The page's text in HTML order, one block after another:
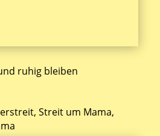
ruhig bleiben
Streit um Mama,